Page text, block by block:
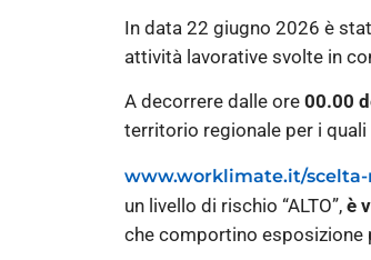
In data 22 giugno 2026 è
attività lavorative svolte in
A decorrere dalle ore 00.00
territorio regionale per i
www.worklimate.it/
un livello di rischio “ALTO”, è
che comportino esposizione